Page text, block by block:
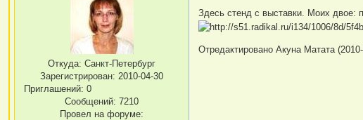
Откуда: Санкт-Петербург
Зарегистрирован: 2010-04-30
Приглашений: 0
Сообщений: 7210
Провел на форуме:
Здесь стенд с выставки. Моих двое:
Отредактировано Акуна Матата